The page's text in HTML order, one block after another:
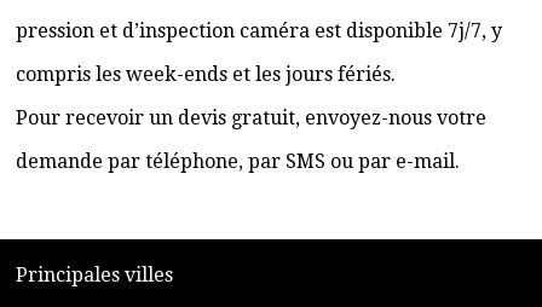
pression et d’inspection caméra est disponible 7j/7, y
compris les week-ends et les jours fériés.
Pour recevoir un devis gratuit, envoyez-nous votre
demande par téléphone, par SMS ou par e-mail.
​Principales villes